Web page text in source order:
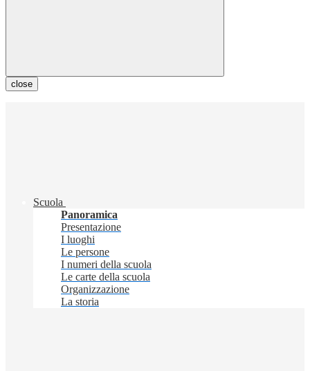
close
Scuola
Panoramica
Presentazione
I luoghi
Le persone
I numeri della scuola
Le carte della scuola
Organizzazione
La storia